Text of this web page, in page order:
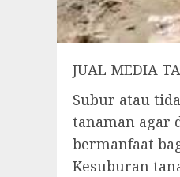
JUAL MEDIA
Subur atau
tanaman agar
bermanfaat
Kesuburan